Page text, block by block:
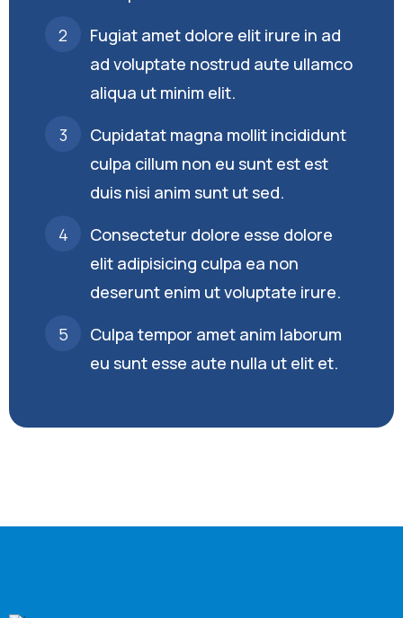
Fugiat amet dolore elit irure in ad
ad voluptate nostrud aute ullamco
aliqua ut minim elit.
Cupidatat magna mollit incididunt
culpa cillum non eu sunt est est
duis nisi anim sunt ut sed.
Consectetur dolore esse dolore
elit adipisicing culpa ea non
deserunt enim ut voluptate irure.
Culpa tempor amet anim laborum
eu sunt esse aute nulla ut elit et.